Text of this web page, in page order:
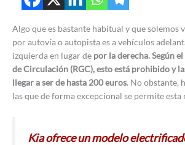
Algo que es bastante habitual y que solemos
por autovía o autopista es a vehículos
izquierda en lugar de por la derecha. Según
de Circulación (RGC), esto está prohibido y
llegar a ser de hasta 200 euros. No obstante,
las que de forma excepcional se permite esta
Kia ofrece un modelo